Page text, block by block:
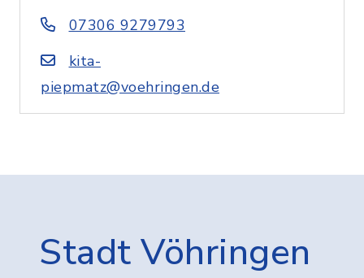
07306 9279793
kita-
piepmatz@voehringen.de
Stadt Vöhringen